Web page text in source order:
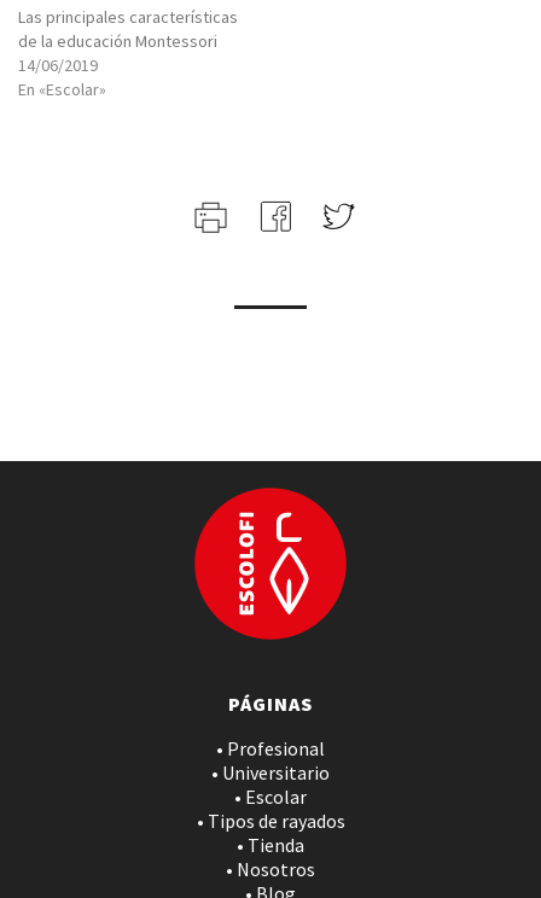
Las principales características
de la educación Montessori
14/06/2019
En «Escolar»
PÁGINAS
• Profesional
• Universitario
• Escolar
• Tipos de rayados
• Tienda
• Nosotros
• Blog